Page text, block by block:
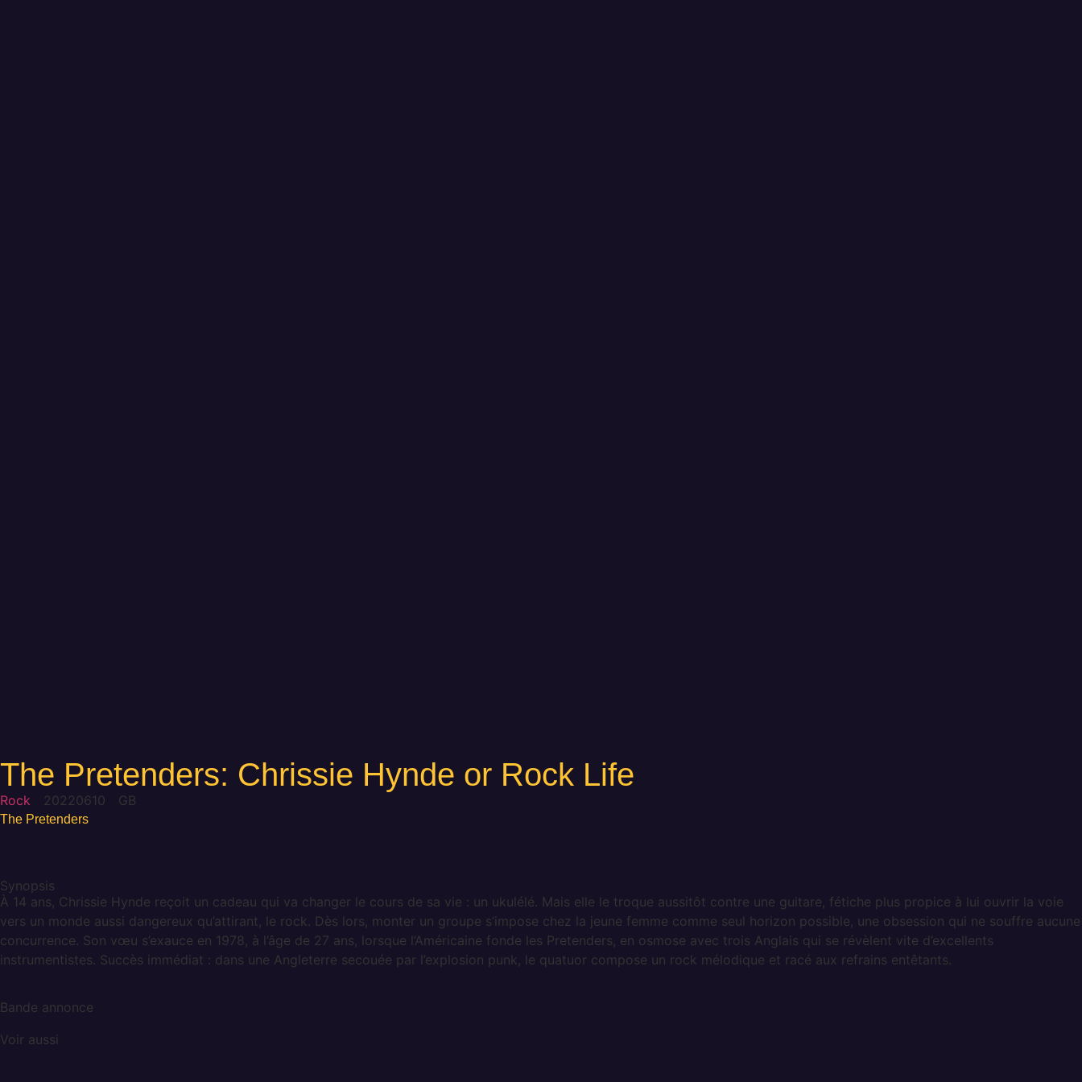
The Pretenders: Chrissie Hynde or Rock Life
Rock 20220610 GB
The Pretenders
Synopsis
À 14 ans, Chrissie Hynde reçoit un cadeau qui va changer le cours de sa vie : un ukulélé. Mais elle le troque aussitôt contre une guitare, fétiche plus propice à lui ouvrir la voie
vers un monde aussi dangereux qu’attirant, le rock. Dès lors, monter un groupe s’impose chez la jeune femme comme seul horizon possible, une obsession qui ne souffre aucune
concurrence. Son vœu s’exauce en 1978, à l’âge de 27 ans, lorsque l’Américaine fonde les Pretenders, en osmose avec trois Anglais qui se révèlent vite d’excellents
instrumentistes. Succès immédiat : dans une Angleterre secouée par l’explosion punk, le quatuor compose un rock mélodique et racé aux refrains entêtants.
Bande annonce
Voir aussi